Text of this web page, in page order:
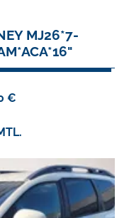
MJ26*7-
€